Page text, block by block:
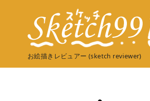
お絵描きレビュアー (sketch reviewer)